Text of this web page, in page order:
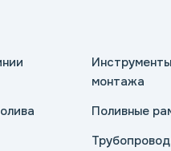
монтажа
Поливные